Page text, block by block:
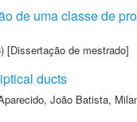
de uma classe de
[Dissertação de mestrado]
ducts
João Batista,